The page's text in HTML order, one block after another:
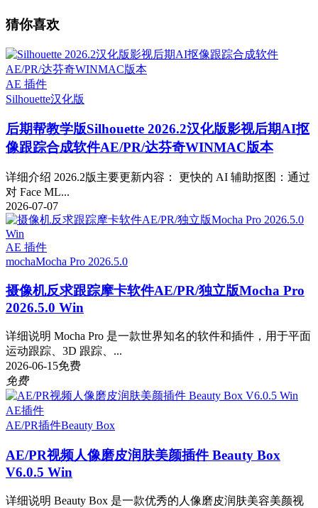
猜你喜欢
AE 插件
Silhouette汉化版
后期帮教学版Silhouette 2026.2汉化版影视后期AI抠
像跟踪合成软件AE/PR/达芬奇WINMAC版本
详细介绍 2026.2版主要更新内容： 更快的 AI 辅助抠图：通过
对 Face ML...
2026-07-07
AE 插件
mochaMocha Pro 2026.5.0
摄像机反求跟踪摩卡软件AE/PR/独立版Mocha Pro
2026.5.0 Win
详细说明 Mocha Pro 是一款世界知名的软件和插件，用于平面
运动跟踪、3D 跟踪、...
2026-06-15免费
免费
AE插件
AE/PR插件Beauty Box
AE/PR视频人像磨皮润肤美颜插件 Beauty Box
V6.0.5 Win
详细说明 Beauty Box 是一款优秀的人像磨皮润肤美容美颜视